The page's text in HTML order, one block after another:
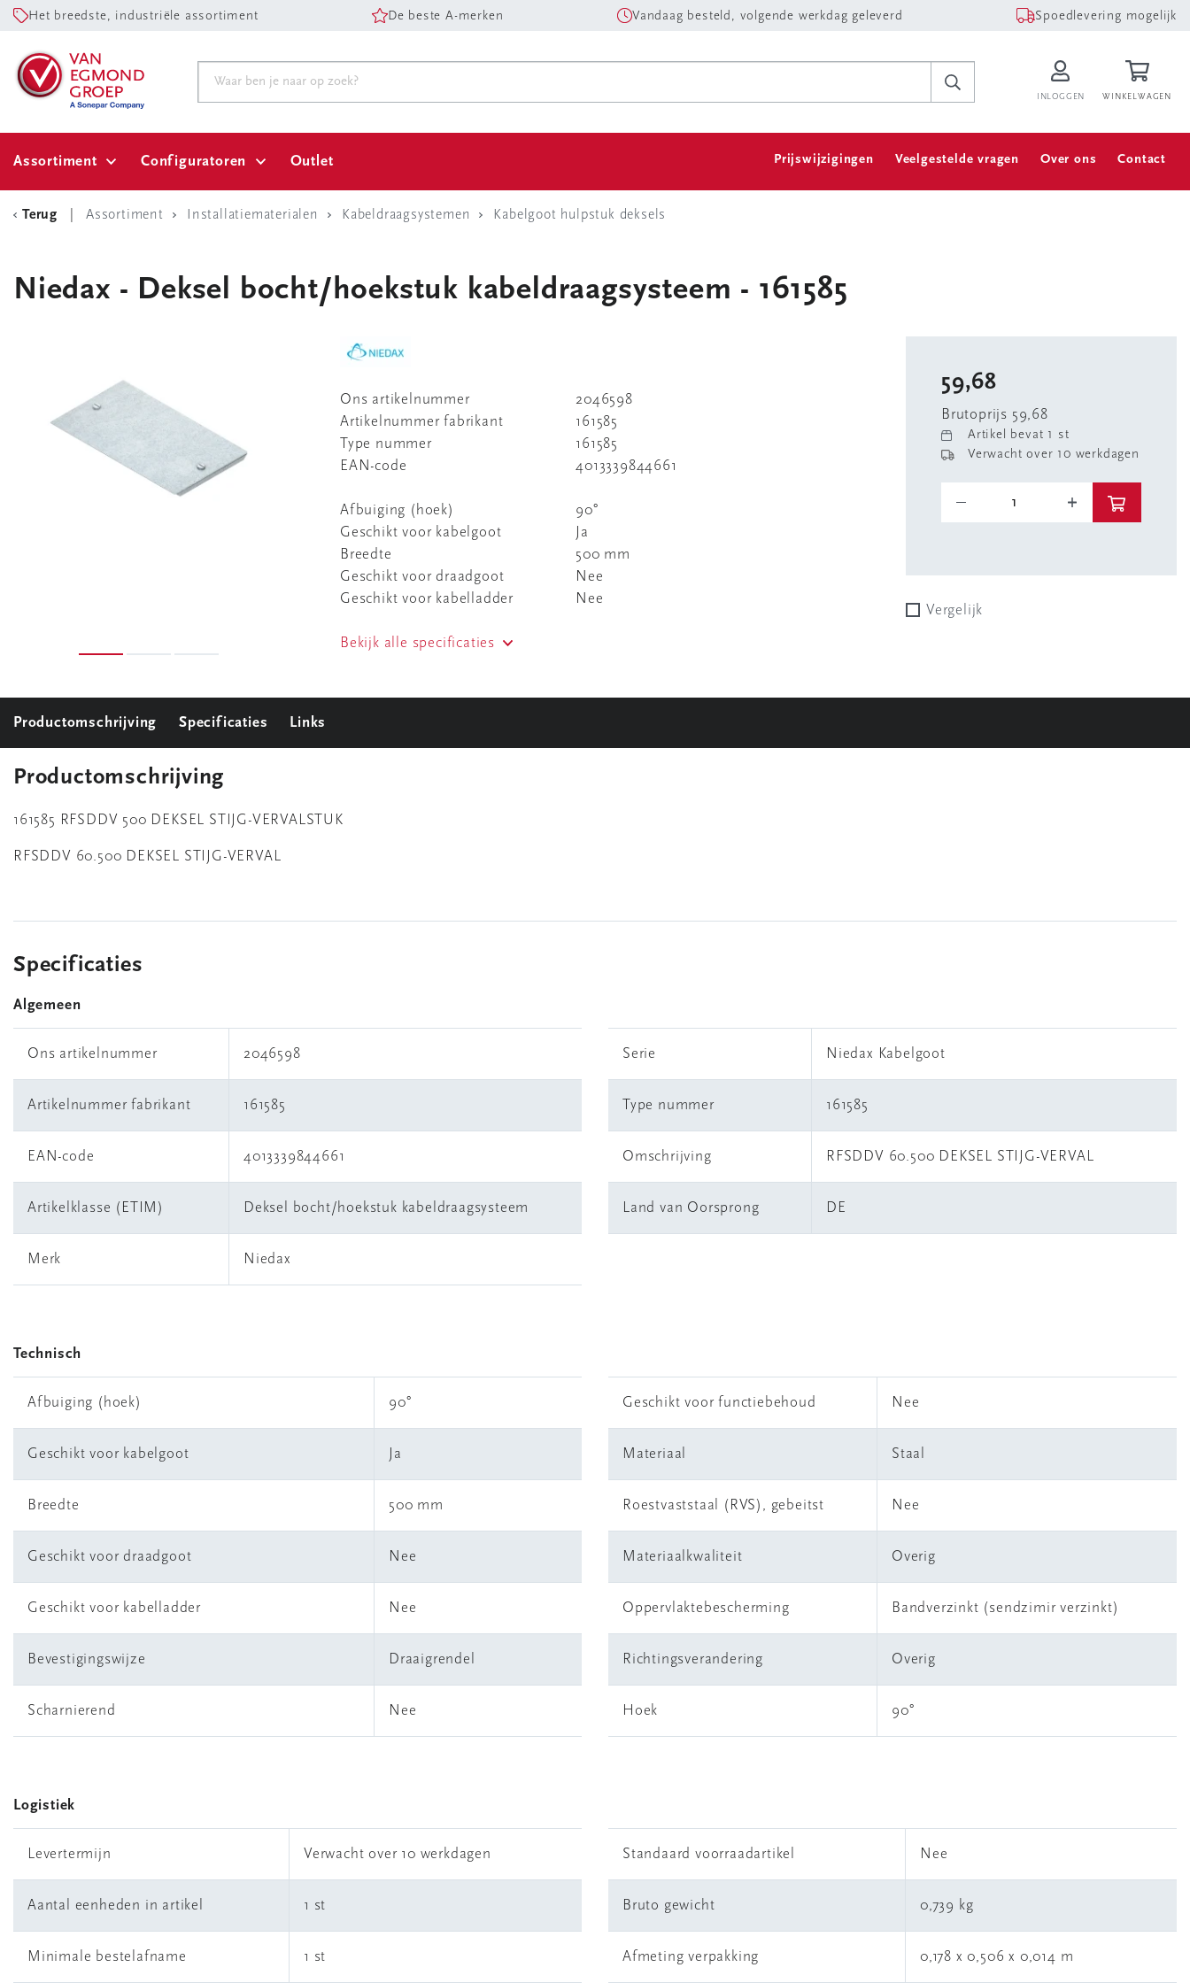
Het breedste, industriële assortiment De beste A-merken Vandaag besteld, volgende werkdag geleverd Spoedlevering mogelijk
INLOGGEN WINKELWAGEN
Assortiment Configuratoren Outlet Prijswijzigingen Veelgestelde vragen Over ons Contact
Terug Assortiment Installatiematerialen Kabeldraagsystemen Kabelgoot hulpstuk deksels
Niedax - Deksel bocht/hoekstuk kabeldraagsysteem - 161585
Ons artikelnummer
2046598
Artikelnummer fabrikant
161585
Type nummer
161585
EAN-code
4013339844661
Afbuiging (hoek)
90°
Geschikt voor kabelgoot
Ja
Breedte
500 mm
Geschikt voor draadgoot
Nee
Geschikt voor kabelladder
Nee
Bekijk alle specificaties
59,68
Brutoprijs 59,68
Artikel bevat 1 st
Verwacht over 10 werkdagen
Vergelijk
Productomschrijving Specificaties Links
Productomschrijving
161585 RFSDDV 500 DEKSEL STIJG-VERVALSTUK
RFSDDV 60.500 DEKSEL STIJG-VERVAL
Specificaties
Algemeen
Ons artikelnummer 2046598
Artikelnummer fabrikant 161585
EAN-code 4013339844661
Artikelklasse (ETIM) Deksel bocht/hoekstuk kabeldraagsysteem
Merk Niedax
Serie Niedax Kabelgoot
Type nummer 161585
Omschrijving RFSDDV 60.500 DEKSEL STIJG-VERVAL
Land van Oorsprong DE
Technisch
Afbuiging (hoek) 90°
Geschikt voor kabelgoot Ja
Breedte 500 mm
Geschikt voor draadgoot Nee
Geschikt voor kabelladder Nee
Bevestigingswijze Draaigrendel
Scharnierend Nee
Geschikt voor functiebehoud Nee
Materiaal Staal
Roestvaststaal (RVS), gebeitst Nee
Materiaalkwaliteit Overig
Oppervlaktebescherming Bandverzinkt (sendzimir verzinkt)
Richtingsverandering Overig
Hoek 90°
Logistiek
Levertermijn Verwacht over 10 werkdagen
Aantal eenheden in artikel 1 st
Minimale bestelafname 1 st
Standaard voorraadartikel Nee
Bruto gewicht 0,739 kg
Afmeting verpakking 0,178 x 0,506 x 0,014 m